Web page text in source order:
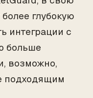
глубокую
интеграции с
больше
возможно,
подходящим